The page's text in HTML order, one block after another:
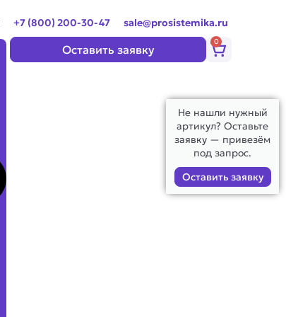
+7 (800) 200-30-47 sale@prosistemika.ru
Оставить заявку
0
Корзина
Не нашли нужный
артикул? Оставьте
заявку — привезём
под запрос.
Оставить заявку